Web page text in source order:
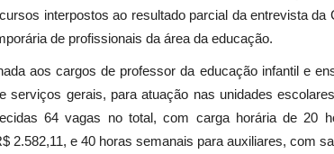
interpostos ao resultado parcial da entrevista da
de profissionais da área da educação.
aos cargos de professor da educação infantil e
serviços gerais, para atuação nas unidades
64 vagas no total, com carga horária de 20
2.582,11, e 40 horas semanais para auxiliares, com